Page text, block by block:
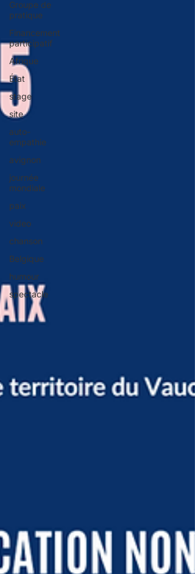
Groupe de
pratique
Financement
participatif
Afrique
État
stage
site
auto-
empathie
avignon
journée
mondiale
paix
video
chanson
Belgique
humour
spectacle